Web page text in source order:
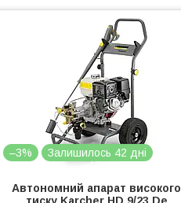
–3% Залишилось 42 дні
Автономний апарат високого